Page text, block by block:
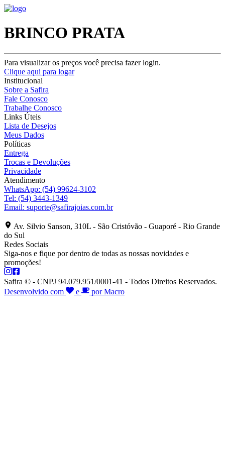
BRINCO PRATA
Para visualizar os preços você precisa fazer login.
Clique aqui para logar
Institucional
Sobre a Safira
Fale Conosco
Trabalhe Conosco
Links Úteis
Lista de Desejos
Meus Dados
Políticas
Entrega
Trocas e Devoluções
Privacidade
Atendimento
WhatsApp: (54) 99624-3102
Tel: (54) 3443-1349
Email: suporte@safirajoias.com.br
Av. Silvio Sanson, 310L - São Cristóvão - Guaporé - Rio Grande
do Sul
Redes Sociais
Siga-nos e fique por dentro de todas as nossas novidades e
promoções!
Safira © - CNPJ 94.079.951/0001-41 - Todos Direitos Reservados.
Desenvolvido com
e por Macro